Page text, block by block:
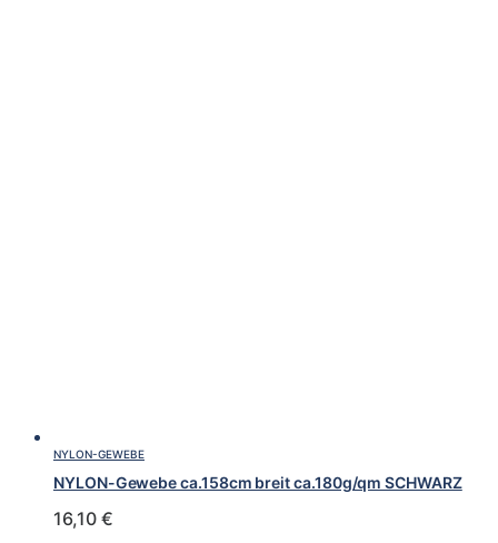
NYLON-GEWEBE
NYLON-Gewebe ca.158cm breit ca.180g/qm SCHWARZ
16,10 €